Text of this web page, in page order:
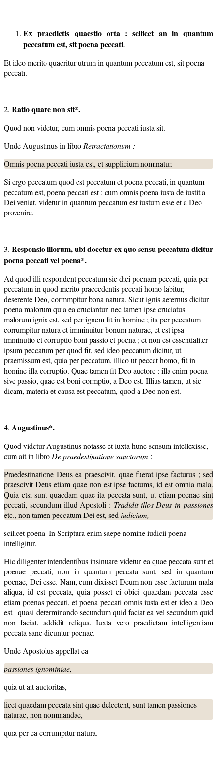
Ex praedictis quaestio orta : scilicet an in quantum
peccatum est, sit poena peccati.
Et ideo merito quaeritur utrum in quantum peccatum est, sit poena
peccati.
2. Ratio quare non sit*.
Quod non videtur, cum omnis poena peccati iusta sit.
Unde Augustinus in libro Retractationum :
Omnis poena peccati iusta est, et supplicium nominatur.
Si ergo peccatum quod est peccatum et poena peccati, in quantum
peccatum est, poena peccati est : cum omnis poena iusta de iustitia
Dei veniat, videtur in quantum peccatum est iustum esse et a Deo
provenire.
3. Responsio illorum, ubi docetur ex quo sensu peccatum dicitur
poena peccati vel poena*.
Ad quod illi respondent peccatum sic dici poenam peccati, quia per
peccatum in quod merito praecedentis peccati homo labitur,
deserente Deo, cormmpitur bona natura. Sicut ignis aeternus dicitur
poena malorum quia ea cruciantur, nec tamen ipse cruciatus
malorum ignis est, sed per ignem fit in homine ; ita per peccatum
corrumpitur natura et imminuitur bonum naturae, et est ipsa
imminutio et corruptio boni passio et poena ; et non est essentialiter
ipsum peccatum per quod fit, sed ideo peccatum dicitur, ut
praemissum est, quia per peccatum, illico ut peccat homo, fit in
homine illa corruptio. Quae tamen fit Deo auctore : illa enim poena
sive passio, quae est boni cormptio, a Deo est. Illius tamen, ut sic
dicam, materia et causa est peccatum, quod a Deo non est.
4. Augustinus*.
Quod videtur Augustinus notasse et iuxta hunc sensum intellexisse,
cum ait in libro De praedestinatione sanctorum :
Praedestinatione Deus ea praescivit, quae fuerat ipse facturus ; sed
praescivit Deus etiam quae non est ipse factums, id est omnia mala.
Quia etsi sunt quaedam quae ita peccata sunt, ut etiam poenae sint
peccati, secundum illud Apostoli : Tradidit illos Deus in passiones
etc., non tamen peccatum Dei est, sed iudicium,
scilicet poena. In Scriptura enim saepe nomineiudicii poena
intelligitur.
Hic diligenter intendentibus insinuare videtur ea quae peccata sunt et
poenae peccati, non in quantum peccata sunt, sed in quantum
poenae, Dei esse. Nam, cum dixisset Deum non esse facturum mala
aliqua, id est peccata, quia posset ei obici quaedam peccata esse
etiam poenas peccati, et poena peccati omnis iusta est et ideo a Deo
est : quasi determinando secundum quid faciat ea vel secundum quid
non faciat, addidit reliqua. Iuxta vero praedictam intelligentiam
peccata sane dicuntur poenae.
Unde Apostolus appellat ea
passiones ignominiae,
quia ut ait auctoritas,
licet quaedam peccata sint quae delectent, sunt tamen passiones
naturae, non nominandae,
quia per ea corrumpitur natura.